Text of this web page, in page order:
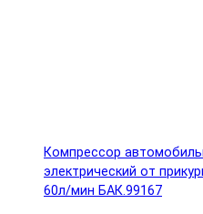
Компрессор
электрический от
60л/мин БАК.99167